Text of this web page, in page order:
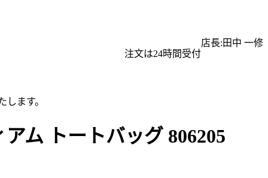
店長:田中 一修
注文は24時間受付
ます。
ム トートバッグ 806205